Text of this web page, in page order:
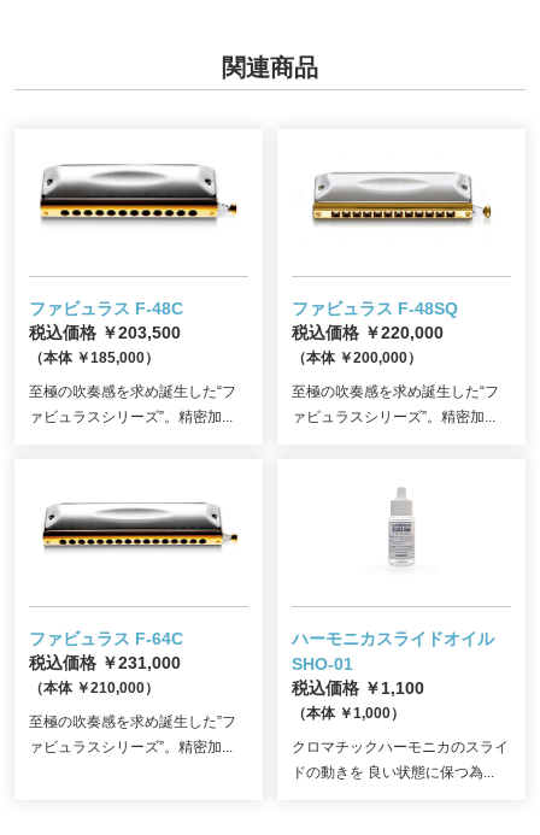
関連商品
ファビュラス F-48C
税込価格 ￥203,500
（本体 ￥185,000）
至極の吹奏感を求め誕生した“フ
ァビュラスシリーズ”。精密加...
ファビュラス F-48SQ
税込価格 ￥220,000
（本体 ￥200,000）
至極の吹奏感を求め誕生した“フ
ァビュラスシリーズ”。精密加...
ファビュラス F-64C
税込価格 ￥231,000
（本体 ￥210,000）
至極の吹奏感を求め誕生した”フ
ァビュラスシリーズ”。精密加...
ハーモニカスライドオイル
SHO-01
税込価格 ￥1,100
（本体 ￥1,000）
クロマチックハーモニカのスライ
ドの動きを 良い状態に保つ為...